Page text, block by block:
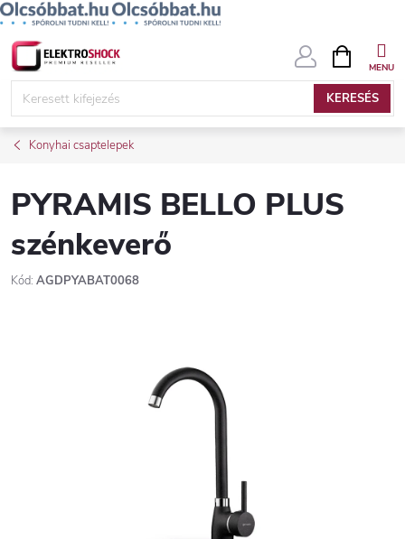
Ugrás
KERESÉS
KOSÁR
Konyhai csaptelepek
PYRAMIS BELLO PLUS
szénkeverő
Kód: AGDPYABAT0068